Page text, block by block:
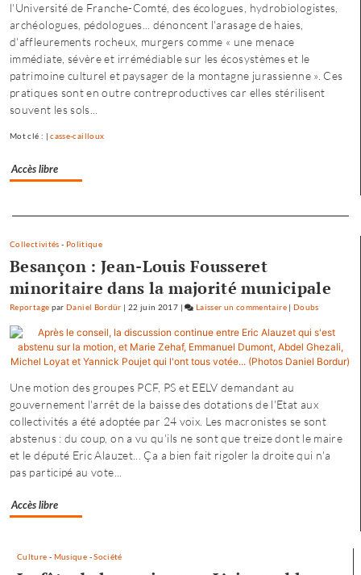
:
«
une
offre
où
chacun
l'Université de Franche-Comté, des écologues, hydrobiologistes,
archéologues, pédologues... dénoncent l'arasage de haies,
d'affleurements rocheux, murgers comme « une menace
immédiate, sévère et irrémédiable sur les écosystèmes et le
patrimoine culturel et paysager de la montagne jurassienne ». Ces
pratiques sont en outre contreproductives car elles stérilisent
souvent les sols...
Mot clé : |casse-cailloux
Accès libre
Separateur
Collectivités - Politique
Besançon : Jean-Louis Fousseret
minoritaire dans la majorité municipale
Reportage parDaniel Bordür | 22 juin 2017 | Laisser un commentaireon
enfance
à
:
«
une
offre
où
|Doubs
Une motion des groupes PCF, PS et EELV demandant au
gouvernement l'arrêt de la baisse des dotations de l'Etat aux
collectivités a été adoptée par 24 voix. Les macronistes se sont
abstenus : du coup, on a vu qu'ils ne sont que treize dont le maire
et le député Eric Alauzet... Ça a bien fait rigoler la droite qui n'a
pas participé au vote...
Accès libre
Culture - Musique -Société